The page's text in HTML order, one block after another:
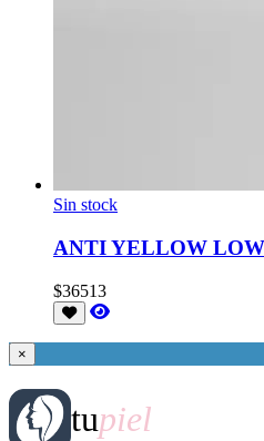
Sin stock
ANTI YELLOW
$36513
×
tupiel